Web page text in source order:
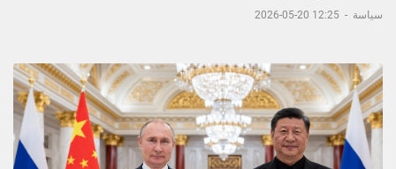
سياسة -
12:25 20-05-2026